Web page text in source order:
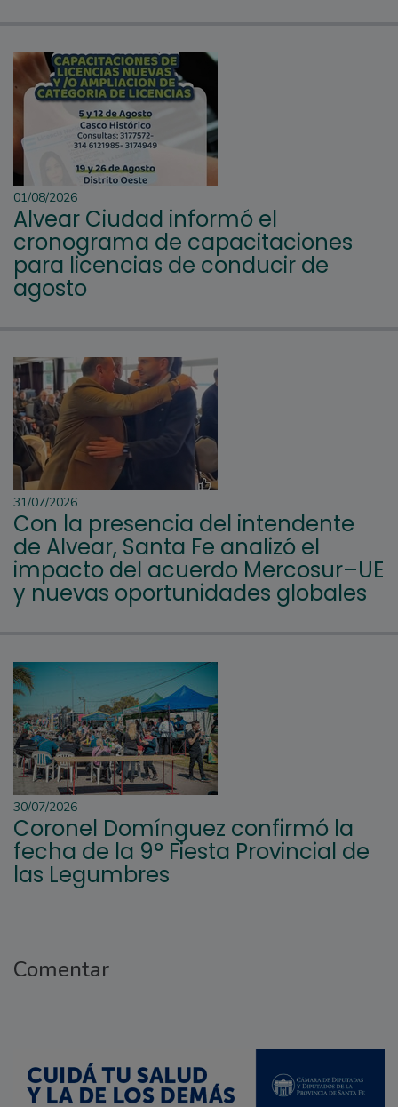
01/08/2026
Alvear Ciudad informó el
cronograma de capacitaciones
para licencias de conducir de
agosto
31/07/2026
Con la presencia del intendente
de Alvear, Santa Fe analizó el
impacto del acuerdo Mercosur–UE
y nuevas oportunidades globales
30/07/2026
Coronel Domínguez confirmó la
fecha de la 9° Fiesta Provincial de
las Legumbres
Comentar